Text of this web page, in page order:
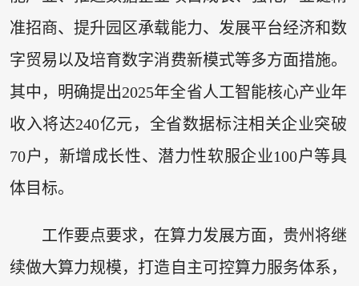
准招商、提升园区承载能力、发展平台经济和数
字贸易以及培育数字消费新模式等多方面措施。
其中，明确提出2025年全省人工智能核心产业年
收入将达240亿元，全省数据标注相关企业突破
70户，新增成长性、潜力性软服企业100户等具
体目标。
工作要点要求，在算力发展方面，贵州将继
续做大算力规模，打造自主可控算力服务体系，